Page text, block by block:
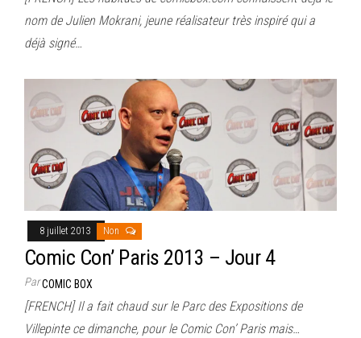
nom de Julien Mokrani, jeune réalisateur très inspiré qui a
déjà signé…
8 juillet 2013 Non
Comic Con’ Paris 2013 – Jour 4
ParCOMIC BOX
[FRENCH] Il a fait chaud sur le Parc des Expositions de
Villepinte ce dimanche, pour le Comic Con’ Paris mais…